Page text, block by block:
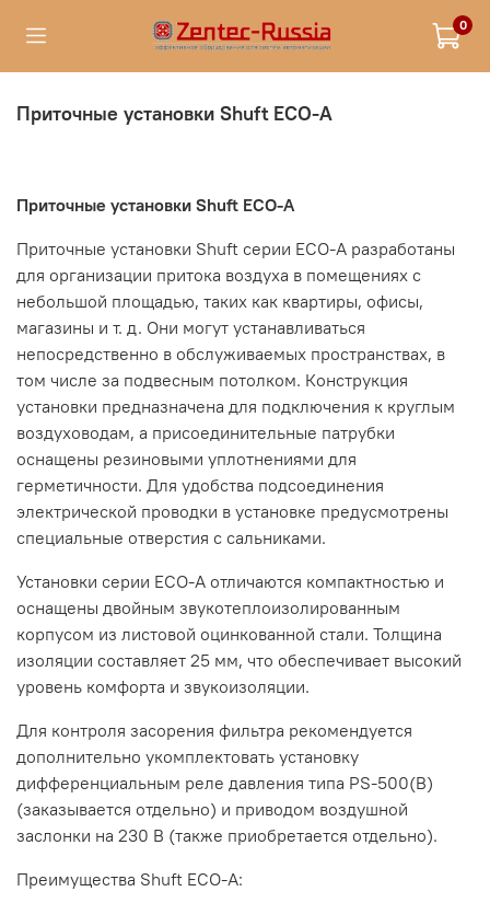
0
Приточные установки Shuft ECO-A
Приточные установки Shuft ECO-A
Приточные установки Shuft серии ЕСО-А разработаны
для организации притока воздуха в помещениях с
небольшой площадью, таких как квартиры, офисы,
магазины и т. д. Они могут устанавливаться
непосредственно в обслуживаемых пространствах, в
том числе за подвесным потолком. Конструкция
установки предназначена для подключения к круглым
воздуховодам, а присоединительные патрубки
оснащены резиновыми уплотнениями для
герметичности. Для удобства подсоединения
электрической проводки в установке предусмотрены
специальные отверстия с сальниками.
Установки серии ЕСО-А отличаются компактностью и
оснащены двойным звукотеплоизолированным
корпусом из листовой оцинкованной стали. Толщина
изоляции составляет 25 мм, что обеспечивает высокий
уровень комфорта и звукоизоляции.
Для контроля засорения фильтра рекомендуется
дополнительно укомплектовать установку
дифференциальным реле давления типа PS-500(B)
(заказывается отдельно) и приводом воздушной
заслонки на 230 В (также приобретается отдельно).
Преимущества Shuft ECO-A: